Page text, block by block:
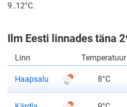
9..12°C.
Ilm Eesti linnades täna
Linn Temperatuur
Haapsalu ilmateade 8°C